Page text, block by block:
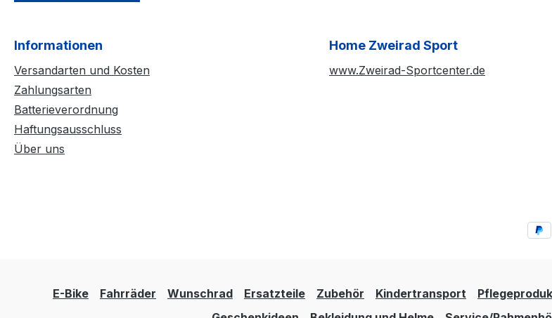
Informationen
Versandarten und Kosten
Zahlungsarten
Batterieverordnung
Haftungsausschluss
Über uns
Home Zweirad Sport
www.Zweirad-Sportcenter.de
E-Bike Fahrräder Wunschrad Ersatzteile Zubehör Kindertransport